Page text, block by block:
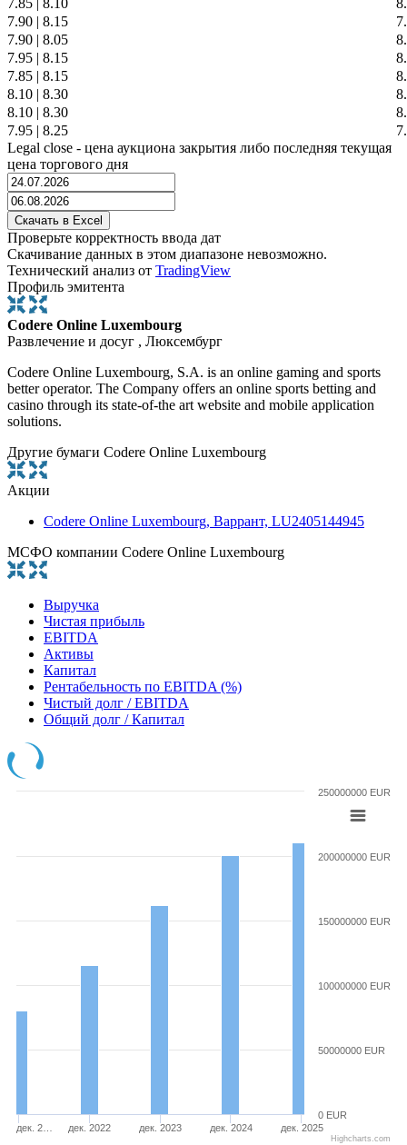
7.90 | 8.15
7.90 | 8.05
7.95 | 8.15
7.85 | 8.15
8.10 | 8.30
8.10 | 8.30
7.95 | 8.25
Legal close - цена аукциона закрытия либо последняя текущая
цена торгового дня
Проверьте корректность ввода дат
Скачивание данных в этом диапазоне невозможно.
Технический анализ от TradingView
Профиль эмитента
Codere Online Luxembourg
Развлечение и досуг , Люксембург
Codere Online Luxembourg, S.A. is an online gaming and sports
better operator. The Company offers an online sports betting and
casino through its state-of-the art website and mobile application
solutions.
Другие бумаги Codere Online Luxembourg
Акции
Codere Online Luxembourg, Варрант, LU2405144945
МСФО компании Codere Online Luxembourg
Выручка
Чистая прибыль
EBITDA
Активы
Капитал
Рентабельность по EBITDA (%)
Чистый долг / EBITDA
Общий долг / Капитал
дек. 2… дек. 2022 дек. 2023 дек. 2024 дек. 2025
0 EUR
50000000 EUR
100000000 EUR
150000000 EUR
200000000 EUR
250000000 EUR
Highcharts.com